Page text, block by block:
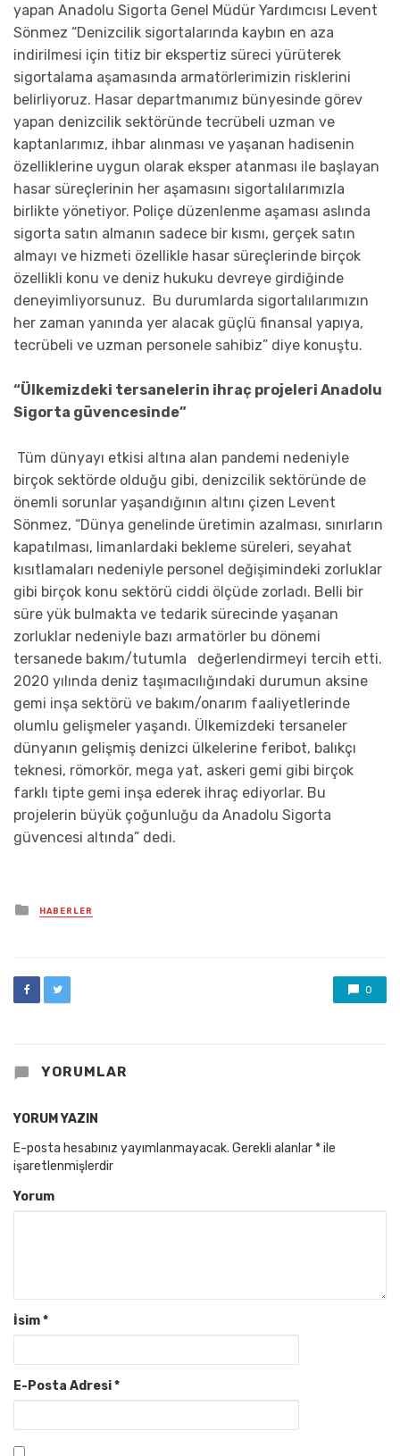
yapan Anadolu Sigorta Genel Müdür Yardımcısı Levent
Sönmez “Denizcilik sigortalarında kaybın en aza
indirilmesi için titiz bir ekspertiz süreci yürüterek
sigortalama aşamasında armatörlerimizin risklerini
belirliyoruz. Hasar departmanımız bünyesinde görev
yapan denizcilik sektöründe tecrübeli uzman ve
kaptanlarımız, ihbar alınması ve yaşanan hadisenin
özelliklerine uygun olarak eksper atanması ile başlayan
hasar süreçlerinin her aşamasını sigortalılarımızla
birlikte yönetiyor. Poliçe düzenlenme aşaması aslında
sigorta satın almanın sadece bir kısmı, gerçek satın
almayı ve hizmeti özellikle hasar süreçlerinde birçok
özellikli konu ve deniz hukuku devreye girdiğinde
deneyimliyorsunuz. Bu durumlarda sigortalılarımızın
her zaman yanında yer alacak güçlü finansal yapıya,
tecrübeli ve uzman personele sahibiz” diye konuştu.
“Ülkemizdeki tersanelerin ihraç projeleri Anadolu
Sigorta güvencesinde”
Tüm dünyayı etkisi altına alan pandemi nedeniyle
birçok sektörde olduğu gibi, denizcilik sektöründe de
önemli sorunlar yaşandığının altını çizen Levent
Sönmez, “Dünya genelinde üretimin azalması, sınırların
kapatılması, limanlardaki bekleme süreleri, seyahat
kısıtlamaları nedeniyle personel değişimindeki zorluklar
gibi birçok konu sektörü ciddi ölçüde zorladı. Belli bir
süre yük bulmakta ve tedarik sürecinde yaşanan
zorluklar nedeniyle bazı armatörler bu dönemi
tersanede bakım/tutumla değerlendirmeyi tercih etti.
2020 yılında deniz taşımacılığındaki durumun aksine
gemi inşa sektörü ve bakım/onarım faaliyetlerinde
olumlu gelişmeler yaşandı. Ülkemizdeki tersaneler
dünyanın gelişmiş denizci ülkelerine feribot, balıkçı
teknesi, römorkör, mega yat, askeri gemi gibi birçok
farklı tipte gemi inşa ederek ihraç ediyorlar. Bu
projelerin büyük çoğunluğu da Anadolu Sigorta
güvencesi altında” dedi.
Posted
in
HABERLER
0
YORUMLAR
YORUM YAZIN
E-posta hesabınız yayımlanmayacak. Gerekli alanlar *ile
işaretlenmişlerdir
Yorum
İsim*
E-Posta Adresi*